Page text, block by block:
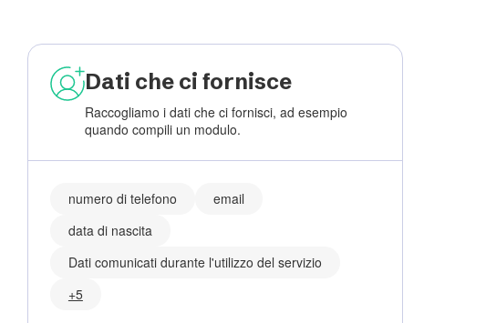
Dati che ci fornisce
Raccogliamo i dati che ci fornisci, ad esempio
quando compili un modulo.
numero di telefono
email
data di nascita
Dati comunicati durante l'utilizzo del servizio
+5